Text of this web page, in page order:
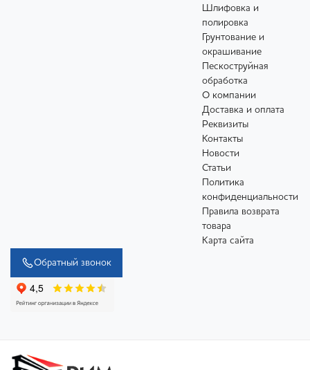
Шлифовка и
полировка
Грунтование и
окрашивание
Пескоструйная
обработка
О компании
Доставка и оплата
Реквизиты
Контакты
Новости
Статьи
Политика
конфиденциальности
Правила возврата
товара
Карта сайта
Обратный звонок